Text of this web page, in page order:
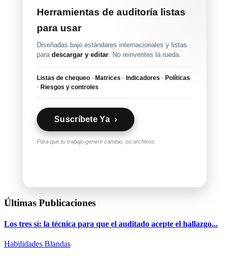
Herramientas de auditoría listas
para usar
Diseñadas bajo estándares internacionales y listas
para descargar y editar. No reinventes la rueda.
Listas de chequeo · Matrices · Indicadores · Políticas
· Riesgos y controles
Suscríbete Ya ›
Para que tu trabajo genere cambio, no archivos.
Últimas Publicaciones
Los tres sí: la técnica para que el auditado acepte el hallazgo...
Habilidades Blandas